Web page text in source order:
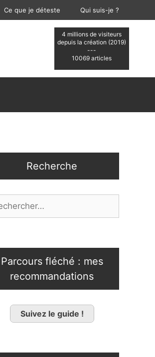
Ce que je déteste Qui suis-je ?
4 millions de visiteurs
depuis la création (2019)
---
10069 articles
Recherche
Parcours fléché : mes
recommandations
Suivez le guide !